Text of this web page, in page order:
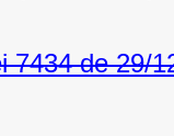
7434 de 29/